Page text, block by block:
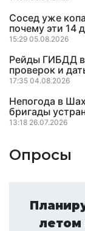
Сосед уже
почему эти 14
15:29 05.08.2026
Рейды ГИБДД в
проверок и
17:35 04.08.2026
Непогода в
бригады
13:18 26.07.2026
Опросы
летом